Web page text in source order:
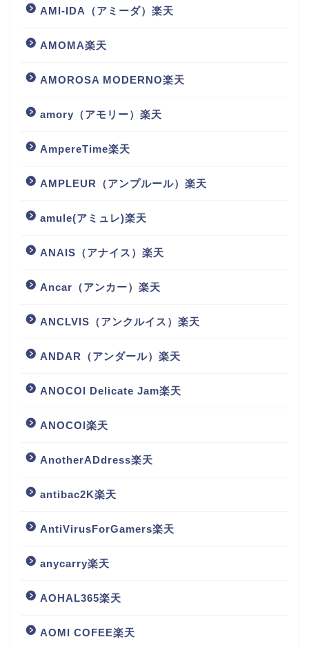
AMI-IDA（アミーダ）楽天
AMOMA楽天
AMOROSA MODERNO楽天
amory（アモリー）楽天
AmpereTime楽天
AMPLEUR（アンプルール）楽天
amule(アミュレ)楽天
ANAIS（アナイス）楽天
Ancar（アンカー）楽天
ANCLVIS（アンクルイス）楽天
ANDAR（アンダール）楽天
ANOCOI Delicate Jam楽天
ANOCOI楽天
AnotherADdress楽天
antibac2K楽天
AntiVirusForGamers楽天
anycarry楽天
AOHAL365楽天
AOMI COFEE楽天